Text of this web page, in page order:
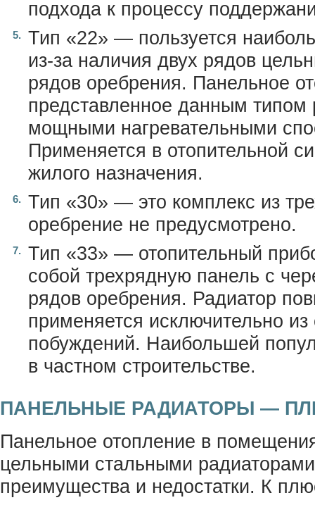
подхода к процессу
Тип «22» — пользуется
из-за наличия двух рядов
рядов оребрения. Панельное
представленное данным типом
мощными нагревательными
Применяется в отопительной
жилого назначения.
Тип «30» — это комплекс из
оребрение не предусмотрено.
Тип «33» — отопительный
собой трехрядную панель с
рядов оребрения. Радиатор
применяется исключительно из
побуждений. Наибольшей
в частном строительстве.
ПАНЕЛЬНЫЕ РАДИАТОРЫ —
Панельное отопление в
цельными стальными
преимущества и недостатки. К